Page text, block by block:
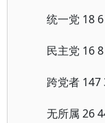
统一党 18
民主党 16
跨党者 147
无所属 26